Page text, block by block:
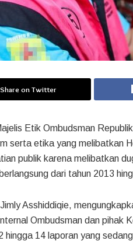
Share on Twitter
Etik Ombudsman
serta etika yang melibatkan
publik karena melibatkan
dari tahun 2013
Asshiddiqie,
Ombudsman dan pihak
14 laporan yang